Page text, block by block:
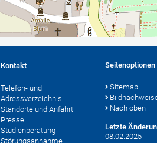
Kontakt
Telefon- und
Adressverzeichnis
Standorte und Anfahrt
Presse
Studienberatung
Störungsannahme
Seitenoptionen
Sitemap
Nach oben
Letzte
08.02.2025